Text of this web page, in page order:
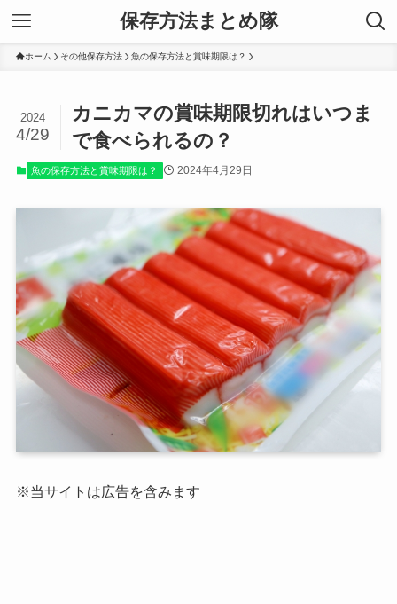
保存方法まとめ隊
ホーム その他保存方法 魚の保存方法と賞味期限は？
カニカマの賞味期限切れはいつま
で食べられるの？
2024
4/29
魚の保存方法と賞味期限は？ 2024年4月29日
※当サイトは広告を含みます